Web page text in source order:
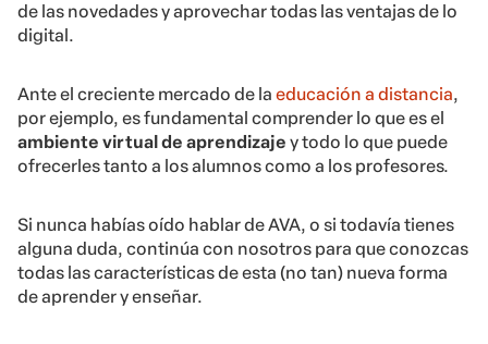
de las novedades y aprovechar todas las ventajas de lo
digital.
Ante el creciente mercado de la educación a distancia,
por ejemplo, es fundamental comprender lo que es el
ambiente virtual de aprendizaje y todo lo que puede
ofrecerles tanto a los alumnos como a los profesores.
Si nunca habías oído hablar de AVA, o si todavía tienes
alguna duda, continúa con nosotros para que conozcas
todas las características de esta (no tan) nueva forma
de aprender y enseñar.